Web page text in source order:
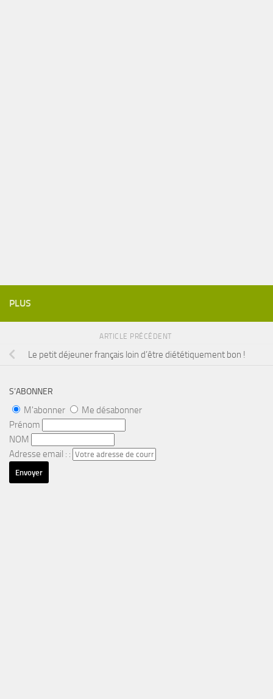
PLUS
ARTICLE PRÉCÉDENT
Le petit déjeuner français loin d’être diététiquement bon !
S’ABONNER
M'abonner
Me désabonner
Prénom
NOM
Adresse email : :